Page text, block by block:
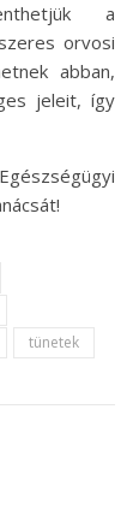
a
orvosi
abban,
jeleit, így
tünetek